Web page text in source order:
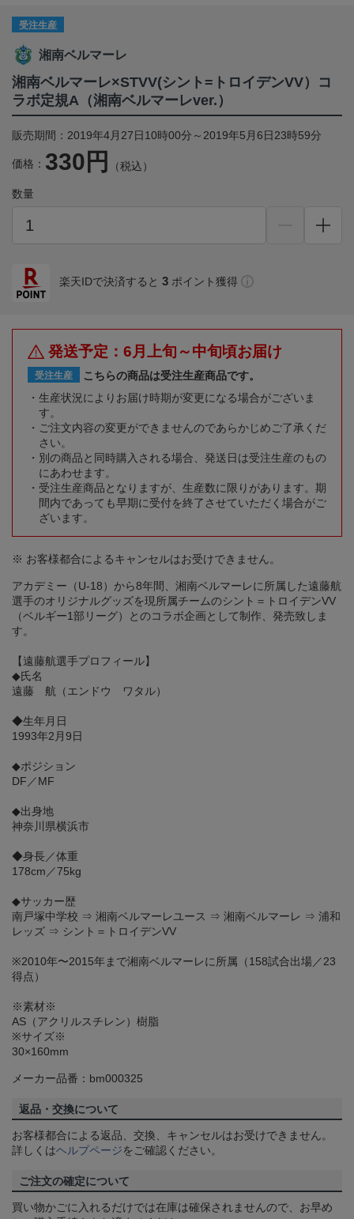
受注生産
湘南ベルマーレ
湘南ベルマーレ×STVV(シント=トロイデンVV）コ
ラボ定規A（湘南ベルマーレver.）
販売期間：2019年4月27日10時00分～2019年5月6日23時59分
価格： 330円 （税込）
数量
楽天IDで決済すると 3 ポイント獲得
発送予定：6月上旬～中旬頃お届け
受注生産
こちらの商品は受注生産商品です。
生産状況によりお届け時期が変更になる場合がございま
す。
ご注文内容の変更ができませんのであらかじめご了承くだ
さい。
別の商品と同時購入される場合、発送日は受注生産のもの
にあわせます。
受注生産商品となりますが、生産数に限りがあります。期
間内であっても早期に受付を終了させていただく場合がご
ざいます。
※ お客様都合によるキャンセルはお受けできません。
アカデミー（U-18）から8年間、湘南ベルマーレに所属した遠藤航
選手のオリジナルグッズを現所属チームのシント＝トロイデンVV
（ベルギー1部リーグ）とのコラボ企画として制作、発売致しま
す。
【遠藤航選手プロフィール】
◆氏名
遠藤 航（エンドウ ワタル）
◆生年月日
1993年2月9日
◆ポジション
DF／MF
◆出身地
神奈川県横浜市
◆身長／体重
178cm／75kg
◆サッカー歴
南戸塚中学校 ⇒ 湘南ベルマーレユース ⇒ 湘南ベルマーレ ⇒ 浦和
レッズ ⇒ シント＝トロイデンVV
※2010年〜2015年まで湘南ベルマーレに所属（158試合出場／23
得点）
※素材※
AS（アクリルスチレン）樹脂
※サイズ※
30×160mm
メーカー品番：bm000325
返品・交換について
お客様都合による返品、交換、キャンセルはお受けできません。
詳しくはヘルプページをご確認ください。
ご注文の確定について
買い物かごに入れるだけでは在庫は確保されませんので、お早め